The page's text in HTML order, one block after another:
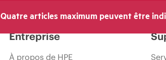
Quatre articles maximum peuvent être
Entreprise
À propos de HPE